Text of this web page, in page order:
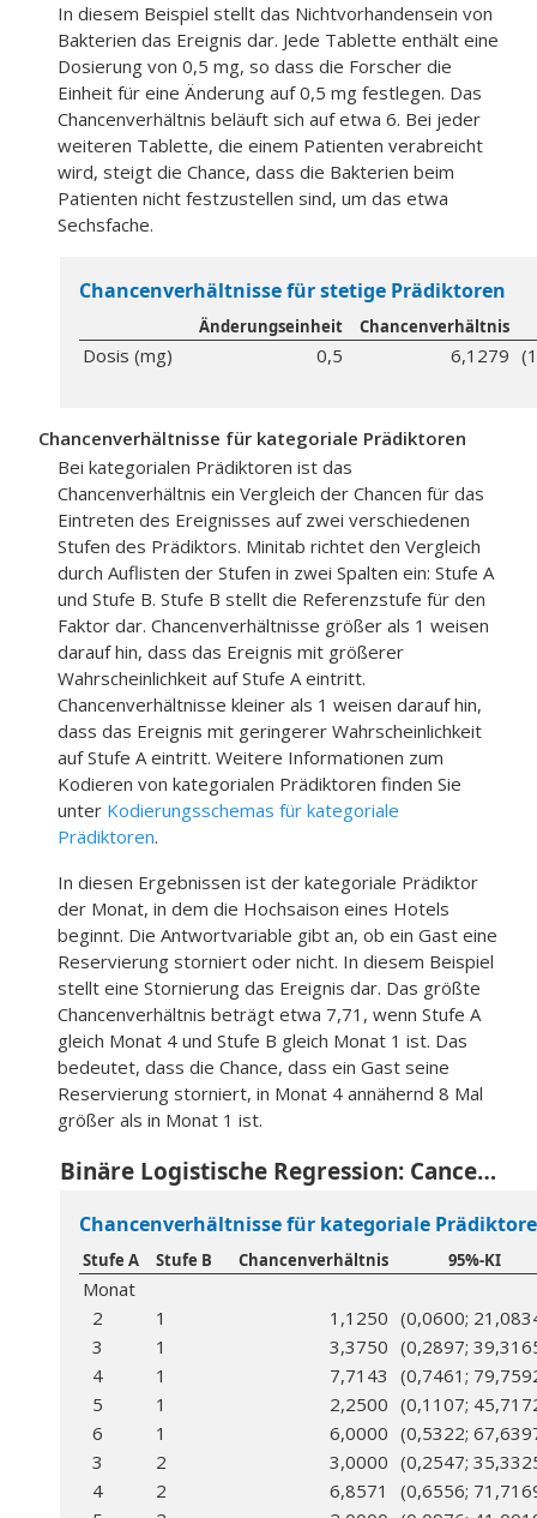
In diesem Beispiel stellt das Nichtvorhandensein von
Bakterien das Ereignis dar. Jede Tablette enthält eine
Dosierung von 0,5 mg, so dass die Forscher die
Einheit für eine Änderung auf 0,5 mg festlegen. Das
Chancenverhältnis beläuft sich auf etwa 6. Bei jeder
weiteren Tablette, die einem Patienten verabreicht
wird, steigt die Chance, dass die Bakterien beim
Patienten nicht festzustellen sind, um das etwa
Sechsfache.
Chancenverhältnisse für stetige Prädiktoren
Änderungseinheit Chancenverhältnis
Dosis (mg) 0,5 6,1279
Chancenverhältnisse für kategoriale Prädiktoren
Bei kategorialen Prädiktoren ist das
Chancenverhältnis ein Vergleich der Chancen für das
Eintreten des Ereignisses auf zwei verschiedenen
Stufen des Prädiktors. Minitab richtet den Vergleich
durch Auflisten der Stufen in zwei Spalten ein: Stufe A
und Stufe B. Stufe B stellt die Referenzstufe für den
Faktor dar. Chancenverhältnisse größer als 1 weisen
darauf hin, dass das Ereignis mit größerer
Wahrscheinlichkeit auf Stufe A eintritt.
Chancenverhältnisse kleiner als 1 weisen darauf hin,
dass das Ereignis mit geringerer Wahrscheinlichkeit
auf Stufe A eintritt. Weitere Informationen zum
Kodieren von kategorialen Prädiktoren finden Sie
unter Kodierungsschemas für kategoriale
Prädiktoren.
In diesen Ergebnissen ist der kategoriale Prädiktor
der Monat, in dem die Hochsaison eines Hotels
beginnt. Die Antwortvariable gibt an, ob ein Gast eine
Reservierung storniert oder nicht. In diesem Beispiel
stellt eine Stornierung das Ereignis dar. Das größte
Chancenverhältnis beträgt etwa 7,71, wenn Stufe A
gleich Monat 4 und Stufe B gleich Monat 1 ist. Das
bedeutet, dass die Chance, dass ein Gast seine
Reservierung storniert, in Monat 4 annähernd 8 Mal
größer als in Monat 1 ist.
Binäre Logistische Regression: Cancellation vs. Monat
Chancenverhältnisse für kategoriale
Stufe A Stufe B Chancenverhältnis 95%-KI
Monat
2
1 1,1250 (0,0600;
3
1 3,3750 (0,2897;
4
1 7,7143 (0,7461;
5
1 2,2500 (0,1107;
6
1 6,0000 (0,5322;
3
2 3,0000 (0,2547;
4
2 6,8571
(0,6556;